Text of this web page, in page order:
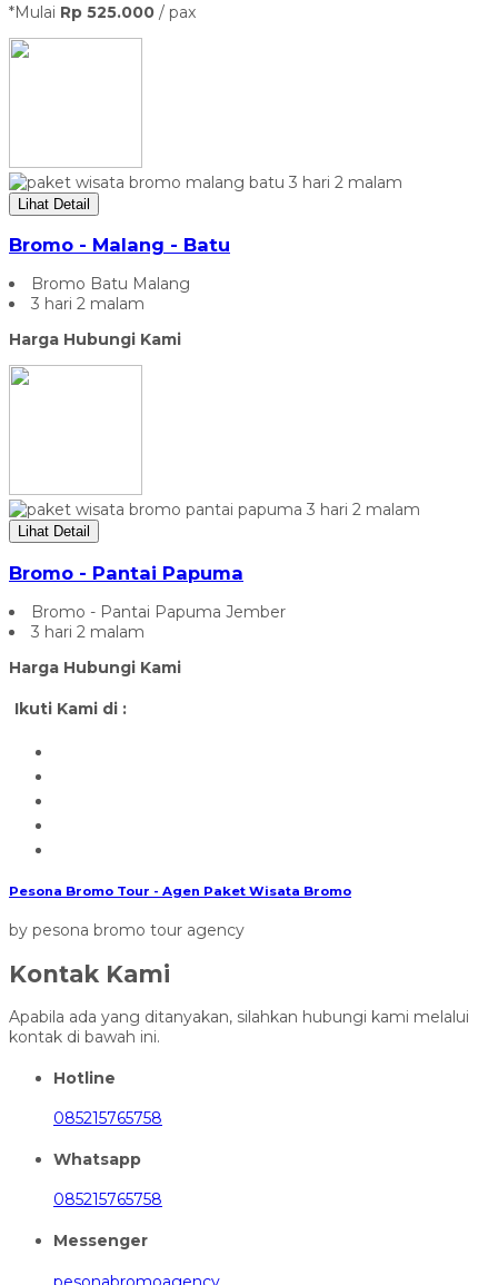
*Mulai Rp 525.000 / pax
Lihat Detail
Bromo - Malang - Batu
Bromo Batu Malang
3 hari 2 malam
Harga Hubungi Kami
Lihat Detail
Bromo - Pantai Papuma
Bromo - Pantai Papuma Jember
3 hari 2 malam
Harga Hubungi Kami
Ikuti Kami di :
Pesona Bromo Tour - Agen Paket Wisata Bromo
by pesona bromo tour agency
Kontak Kami
Apabila ada yang ditanyakan, silahkan hubungi kami melalui
kontak di bawah ini.
Hotline
085215765758
Whatsapp
085215765758
Messenger